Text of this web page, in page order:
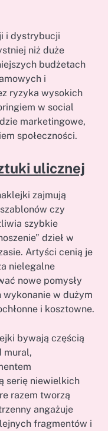
i dystrybucji
niż duże
budżetach
i
ryzyka wysokich
w social
marketingowe,
społeczności.
ulicznej
zajmują
czy
szybkie
dzieł w
Artyści cenią je
nielegalne
nowe pomysły
w dużym
i kosztowne.
bywają częścią
mural,
serię niewielkich
razem tworzą
angażuje
fragmentów i